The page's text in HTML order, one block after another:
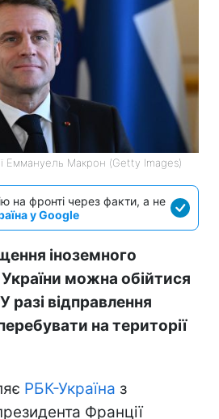
Еммануель Макрон (Getty Images)
на фронті через факти, а не
у Google
іноземного
можна обійтися
разі відправлення
на території
РБК-Україна з
Франції